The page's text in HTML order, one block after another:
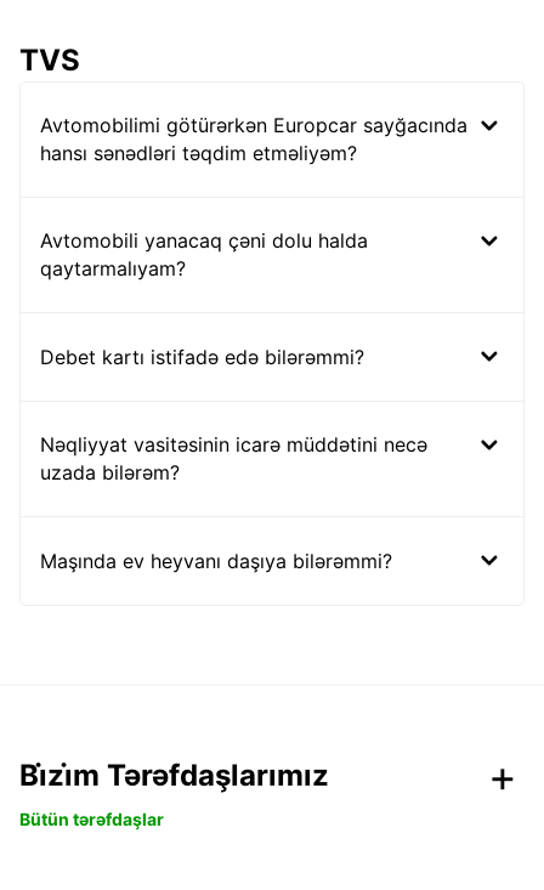
TVS
Avtomobilimi götürərkən Europcar sayğacında
hansı sənədləri təqdim etməliyəm?
Avtomobili yanacaq çəni dolu halda
qaytarmalıyam?
Debet kartı istifadə edə bilərəmmi?
Nəqliyyat vasitəsinin icarə müddətini necə
uzada bilərəm?
Maşında ev heyvanı daşıya bilərəmmi?
Bi̇zi̇m Tərəfdaşlarımız
Bütün tərəfdaşlar